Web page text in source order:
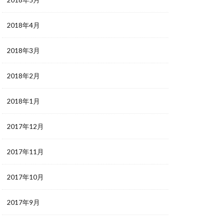
2018年4月
2018年3月
2018年2月
2018年1月
2017年12月
2017年11月
2017年10月
2017年9月